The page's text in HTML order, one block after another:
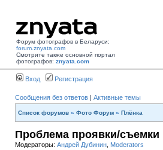
Форум фотографов в Беларуси:
forum.znyata.com
Смотрите также основной портал
фотографов: znyata.com
Вход Регистрация
Сообщения без ответов | Активные темы
Список форумов » Фото Форум » Плёнка
Проблема проявки/съемки
Модераторы: Андрей Дубинин Moderators